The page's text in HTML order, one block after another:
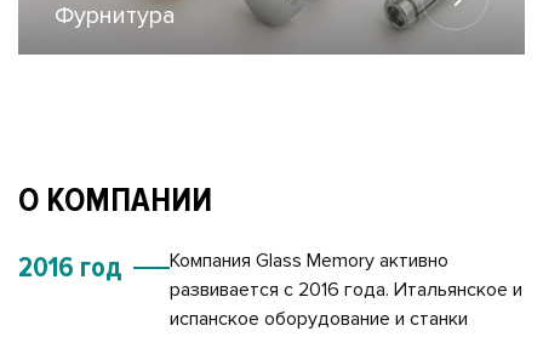
Фурнитура
О КОМПАНИИ
2016 год
Компания Glass Memory активно
развивается с 2016 года. Итальянское и
испанское оборудование и станки